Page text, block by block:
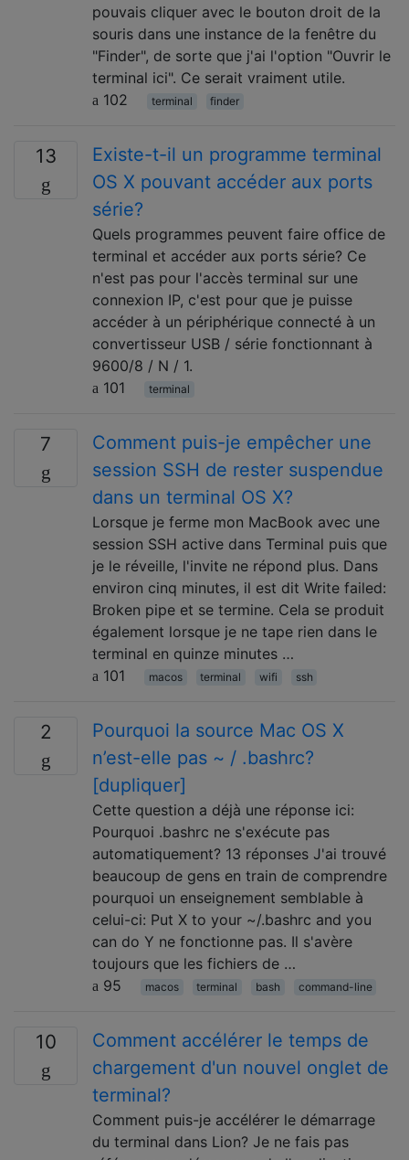
pouvais cliquer avec le bouton droit de la
souris dans une instance de la fenêtre du
"Finder", de sorte que j'ai l'option "Ouvrir le
terminal ici". Ce serait vraiment utile.
102
terminal finder
13
Existe-t-il un programme terminal
OS X pouvant accéder aux ports
série?
Quels programmes peuvent faire office de
terminal et accéder aux ports série? Ce
n'est pas pour l'accès terminal sur une
connexion IP, c'est pour que je puisse
accéder à un périphérique connecté à un
convertisseur USB / série fonctionnant à
9600/8 / N / 1.
101
terminal
7
Comment puis-je empêcher une
session SSH de rester suspendue
dans un terminal OS X?
Lorsque je ferme mon MacBook avec une
session SSH active dans Terminal puis que
je le réveille, l'invite ne répond plus. Dans
environ cinq minutes, il est dit Write failed:
Broken pipe et se termine. Cela se produit
également lorsque je ne tape rien dans le
terminal en quinze minutes …
101
macos terminal wifi ssh
2
Pourquoi la source Mac OS X
n’est-elle pas ~ / .bashrc?
[dupliquer]
Cette question a déjà une réponse ici:
Pourquoi .bashrc ne s'exécute pas
automatiquement? 13 réponses J'ai trouvé
beaucoup de gens en train de comprendre
pourquoi un enseignement semblable à
celui-ci: Put X to your ~/.bashrc and you
can do Y ne fonctionne pas. Il s'avère
toujours que les fichiers de …
95
macos terminal bash command-line
10
Comment accélérer le temps de
chargement d'un nouvel onglet de
terminal?
Comment puis-je accélérer le démarrage
du terminal dans Lion? Je ne fais pas